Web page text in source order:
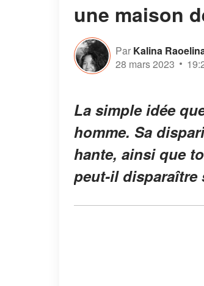
une maison
Par Kalina
28 mars 2023
La simple idée
homme. Sa
hante, ainsi que
peut-il disparaître